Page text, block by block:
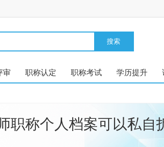
审 职称认定 职称考试 学历提升
职称个人档案可以私自